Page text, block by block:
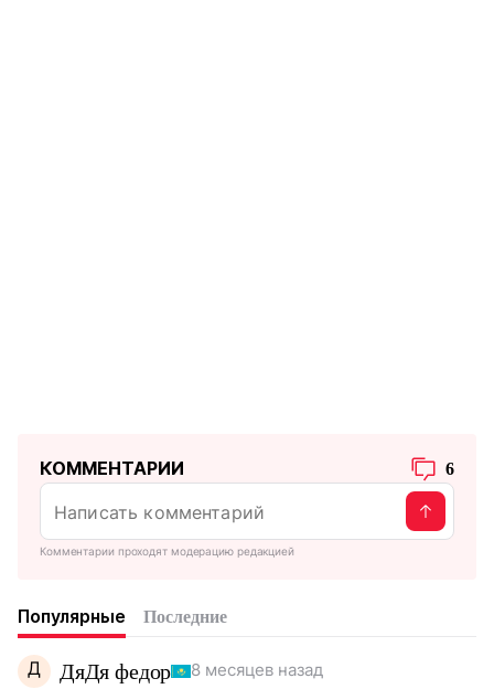
КОММЕНТАРИИ 6
Комментарии проходят модерацию редакцией
Популярные Последние
Д ДяДя федор 8 месяцев назад